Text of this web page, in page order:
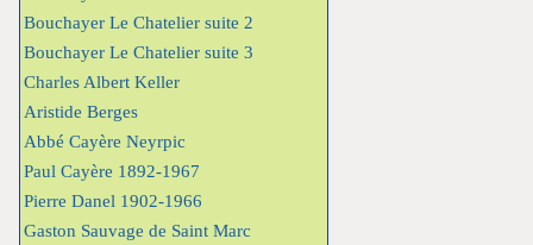
Bouchayer Le Chatelier suite 2
Bouchayer Le Chatelier suite 3
Charles Albert Keller
Aristide Berges
Abbé Cayère Neyrpic
Paul Cayère 1892-1967
Pierre Danel 1902-1966
Gaston Sauvage de Saint Marc